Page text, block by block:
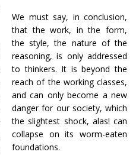
We must say, in conclusion,
that the work, in the form,
the style, the nature of the
reasoning, is only addressed
to thinkers. It is beyond the
reach of the working classes,
and can only become a new
danger for our society, which
the slightest shock, alas! can
collapse on its worm-eaten
foundations.